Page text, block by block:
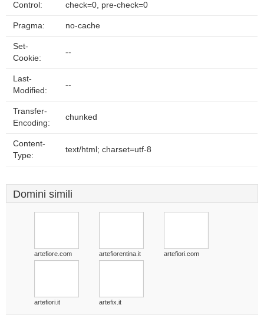
Control:
check=0, pre-check=0
Pragma: no-cache
Set-
Cookie:
--
Last-
Modified:
--
Transfer-
Encoding:
chunked
Content-
Type:
text/html; charset=utf-8
Domini simili
artefiore.com artefiorentina.it artefiori.com
artefiori.it artefix.it